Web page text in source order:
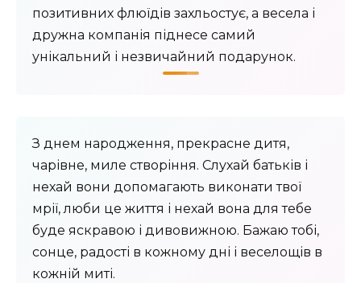
позитивних флюїдів захльостує, а весела і
дружна компанія піднесе самий
унікальний і незвичайний подарунок.
З днем ​​народження, прекрасне дитя,
чарівне, миле створіння. Слухай батьків і
нехай вони допомагають виконати твої
мрії, люби це життя і нехай вона для тебе
буде яскравою і дивовижною. Бажаю тобі,
сонце, радості в кожному дні і веселощів в
кожній миті.